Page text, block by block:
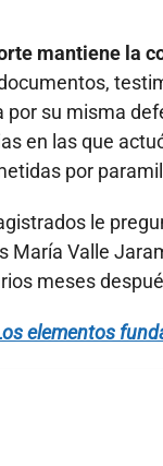
mantiene la
por su misma
en las que
por
le
María Valle
meses
elementos